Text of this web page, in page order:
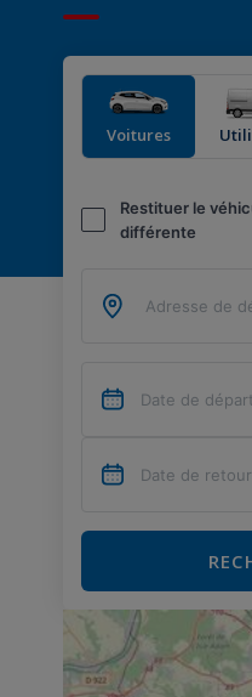
Voitures
Restituer le
différente